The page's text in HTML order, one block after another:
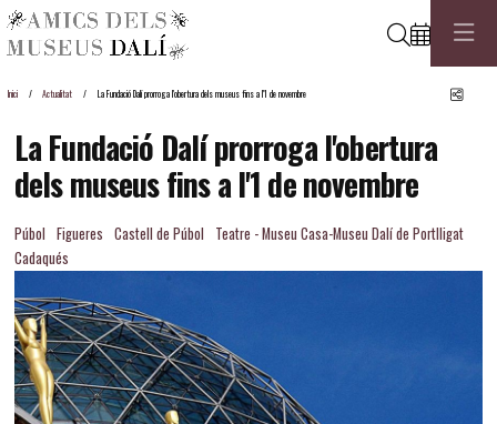
Cerca
Inici Actualitat La Fundació Dalí prorroga l'obertura dels museus fins a l'1 de novembre
La Fundació Dalí prorroga l'obertura
dels museus fins a l'1 de novembre
Púbol Figueres Castell de Púbol
Teatre - Museu Casa-Museu Dalí de Portlligat
Cadaqués